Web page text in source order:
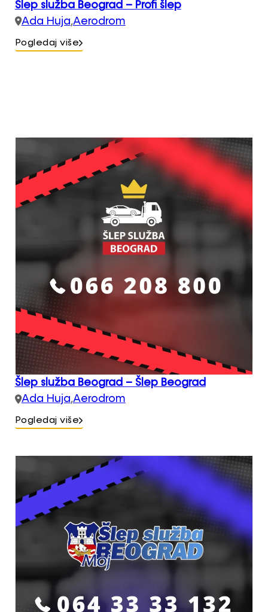
Šlep služba Beograd – Profi šlep
Ada Huja,Aerodrom
Pogledaj više
Šlep služba Beograd – Šlep Beograd
Ada Huja,Aerodrom
Pogledaj više